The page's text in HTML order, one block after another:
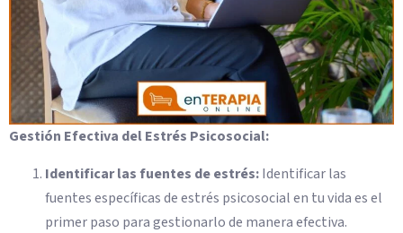
Gestión Efectiva del Estrés Psicosocial:
Identificar las fuentes de estrés:Identificar las
fuentes específicas de estrés psicosocial en tu vida es el
primer paso para gestionarlo de manera efectiva.